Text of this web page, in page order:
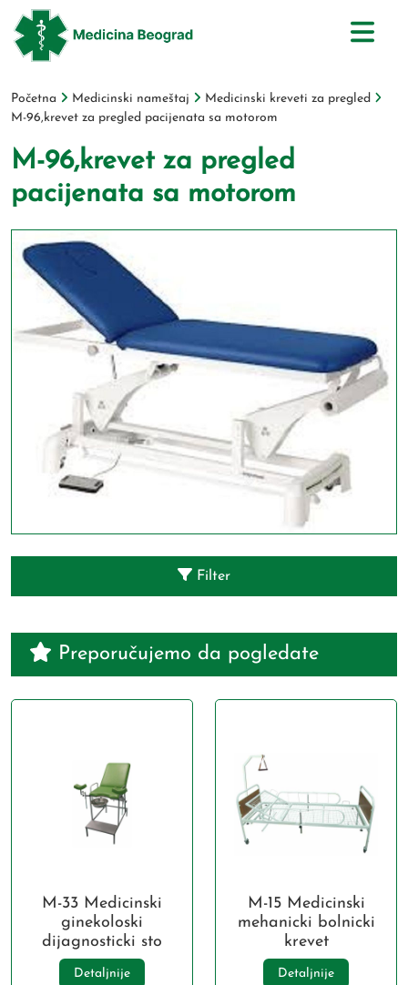
Početna Medicinski nameštaj
Medicinski kreveti za pregled
M-96,krevet za pregled pacijenata sa motorom
M-96,krevet za pregled
pacijenata sa motorom
Filter
Preporučujemo da pogledate
M-33 Medicinski
ginekoloski
dijagnosticki sto
Detaljnije
M-15 Medicinski
mehanicki bolnicki
krevet
Detaljnije